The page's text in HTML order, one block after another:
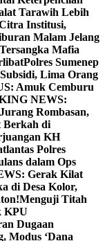
Tarawih Lebih
Institusi,
Malam Jelang
Mafia
Polres Sumenep
Lima Orang
Amuk Cemburu
NEWS:
Rombasan,
Berkah di
KH
Polres
dalam Ops
Gerak Kilat
di Desa Kolor,
Menguji Titah
KPU
Dugaan
Modus ‘Dana